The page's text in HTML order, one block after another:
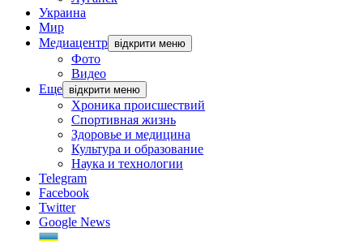
Украина
Мир
Медиацентр відкрити меню
Фото
Видео
Еще відкрити меню
Хроника происшествий
Спортивная жизнь
Здоровье и медицина
Культура и образование
Наука и технологии
Telegram
Facebook
Twitter
Google News